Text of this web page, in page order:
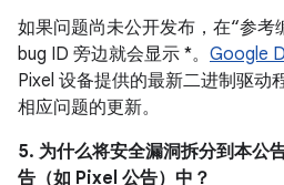
如果问题尚未公开发布，在“参考
bug ID 旁边就会显示 *。 Google
Pixel 设备提供的最新二进制驱动
相应问题的更新。
5. 为什么将安全漏洞拆分到本公
告（如 Pixel 公告）中？